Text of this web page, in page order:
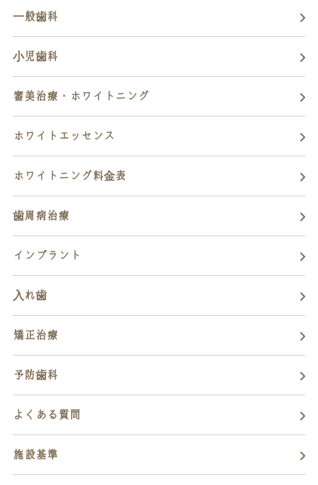
一般歯科
小児歯科
審美治療・ホワイトニング
ホワイトエッセンス
ホワイトニング料金表
歯周病治療
インプラント
入れ歯
矯正治療
予防歯科
よくある質問
施設基準